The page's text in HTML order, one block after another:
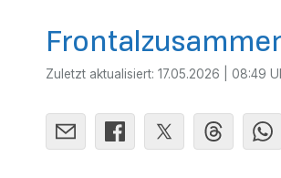
Zuletzt aktualisiert: 17.05.2026 | 08:49